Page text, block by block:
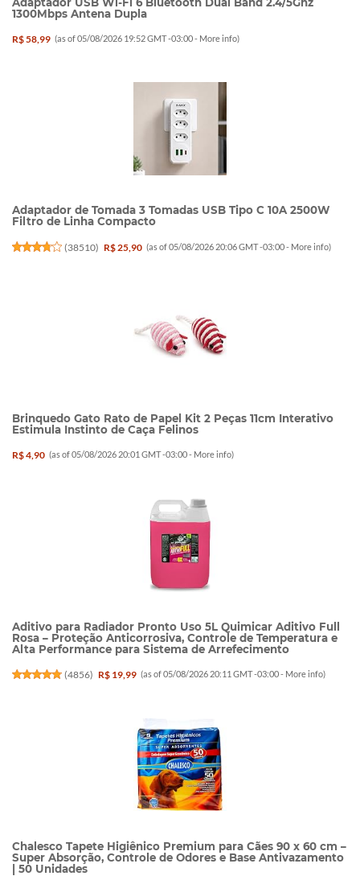
1300Mbps Antena Dupla
R$ 58,99 (as of 05/08/2026 19:52 GMT -03:00 - More info)
Adaptador de Tomada 3 Tomadas USB Tipo C 10A 2500W
Filtro de Linha Compacto
(38510) R$ 25,90 (as of 05/08/2026 20:06 GMT -03:00 - More info)
Brinquedo Gato Rato de Papel Kit 2 Peças 11cm Interativo
Estimula Instinto de Caça Felinos
R$ 4,90 (as of 05/08/2026 20:01 GMT -03:00 - More info)
Aditivo para Radiador Pronto Uso 5L Quimicar Aditivo Full
Rosa – Proteção Anticorrosiva, Controle de Temperatura e
Alta Performance para Sistema de Arrefecimento
(4856) R$ 19,99 (as of 05/08/2026 20:11 GMT -03:00 - More info)
Chalesco Tapete Higiênico Premium para Cães 90 x 60 cm –
Super Absorção, Controle de Odores e Base Antivazamento
| 50 Unidades